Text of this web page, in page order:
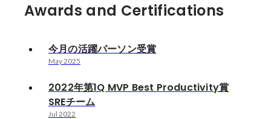
Awards and Certifications
今月の活躍パーソン受賞
May 2025
2022年第1Q MVP Best Productivity賞
SREチーム
Jul 2022